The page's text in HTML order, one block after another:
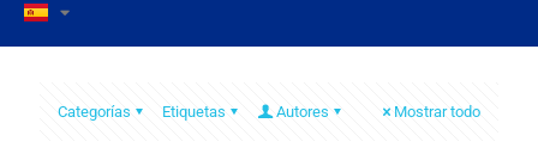
Categorías Etiquetas Autores Mostrar todo